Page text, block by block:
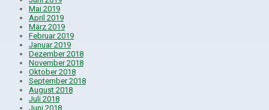
Mai 2019
April 2019
März 2019
Februar 2019
Januar 2019
Dezember 2018
November 2018
Oktober 2018
September 2018
August 2018
Juli 2018
Juni 2018